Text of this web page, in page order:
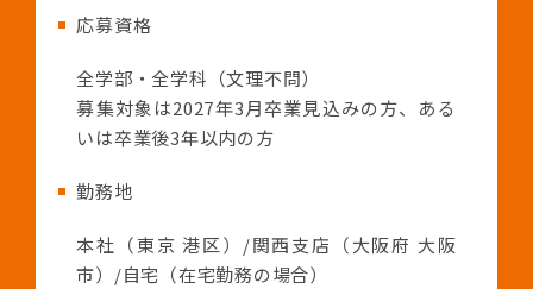
応募資格
全学部・全学科（文理不問）
募集対象は2027年3月卒業見込みの方、ある
いは卒業後3年以内の方
勤務地
本社（東京 港区）/関西支店（大阪府 大阪
市）/自宅（在宅勤務の場合）